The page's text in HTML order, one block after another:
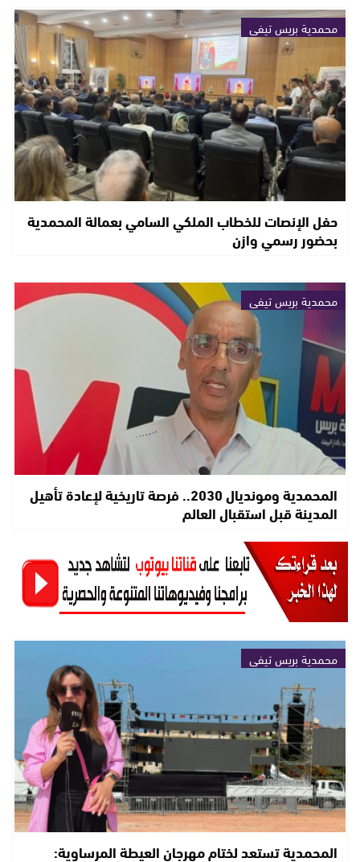
محمدية بريس تيفي
حفل الإنصات للخطاب الملكي السامي بعمالة المحمدية
بحضور رسمي وازن
محمدية بريس تيفي
المحمدية ومونديال 2030.. فرصة تاريخية لإعادة تأهيل
المدينة قبل استقبال العالم
محمدية بريس تيفي
المحمدية تستعد لختام مهرجان العيطة المرساوية: